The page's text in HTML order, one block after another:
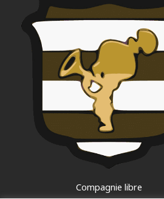
Compagnie libre